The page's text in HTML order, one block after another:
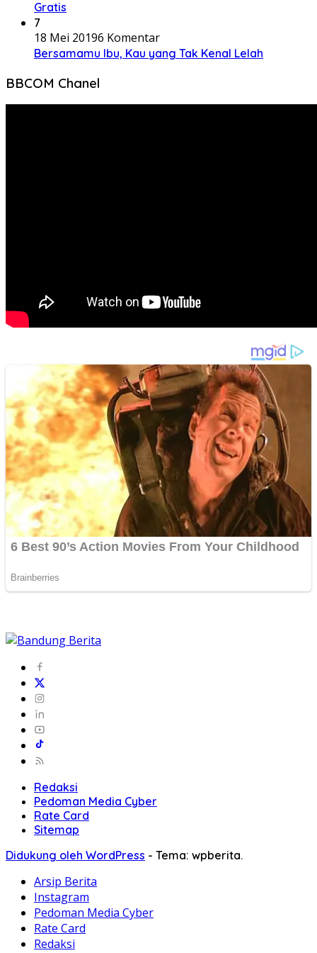
Gratis
7
18 Mei 20196 Komentar
Bersamamu Ibu, Kau yang Tak Kenal Lelah
BBCOM Chanel
Redaksi
Pedoman Media Cyber
Rate Card
Sitemap
Didukung oleh WordPress - Tema: wpberita.
Arsip Berita
Instagram
Pedoman Media Cyber
Rate Card
Redaksi